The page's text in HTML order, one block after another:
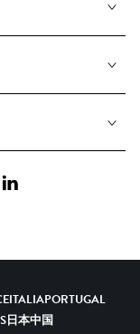
LinkedIn
ITALIAPORTUGAL
日本中国